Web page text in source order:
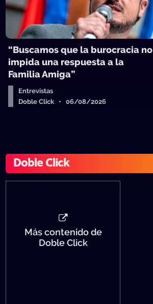
“Buscamos que la burocracia no
impida una respuesta a la
Familia Amiga”
Entrevistas
Doble Click • 06/08/2026
Doble Click
Más contenido de
Doble Click